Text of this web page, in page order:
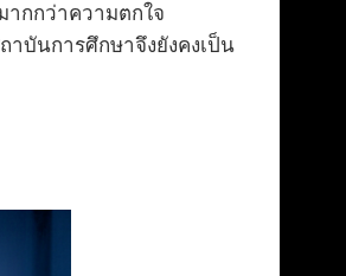
ากกว่าความตกใจ
าบันการศึกษาจึงยังคงเป็น